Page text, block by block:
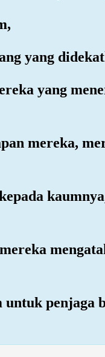
yang
yang
mereka,
penjaga